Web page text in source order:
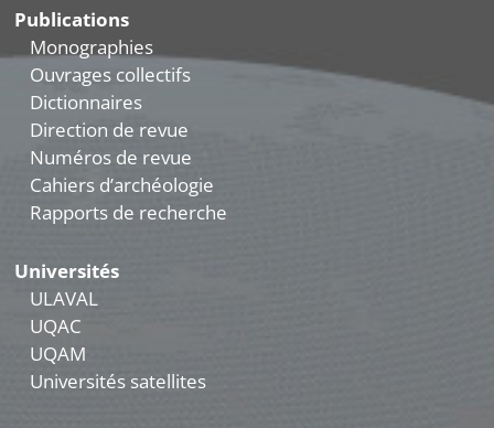
Publications
Monographies
Ouvrages collectifs
Dictionnaires
Direction de revue
Numéros de revue
Cahiers d’archéologie
Rapports de recherche
Universités
ULAVAL
UQAC
UQAM
Universités satellites